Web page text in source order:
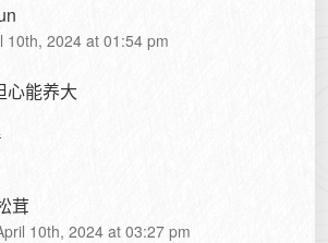
10th, 2024 at 01:54 pm
心能养大
茸
10th, 2024 at 03:27 pm